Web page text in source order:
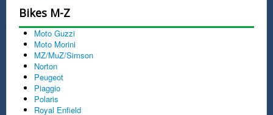
Bikes M-Z
Moto Guzzi
Moto Morini
MZ/MuZ/Simson
Norton
Peugeot
Piaggio
Polaris
Royal Enfield